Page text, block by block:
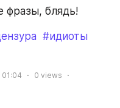
фразы, блядь!
#идиоты
0 views